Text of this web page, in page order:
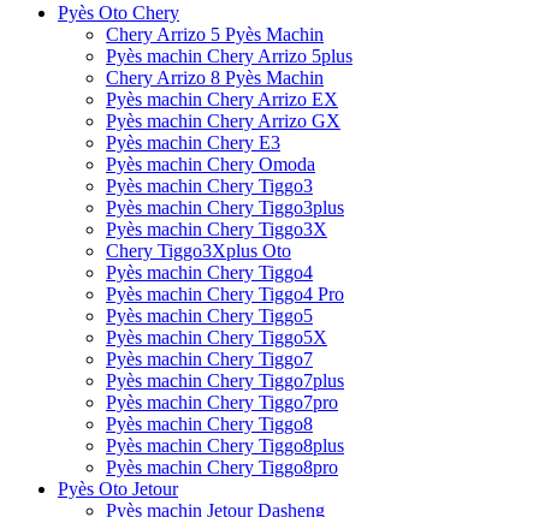
Pyès Oto Chery
Chery Arrizo 5 Pyès Machin
Pyès machin Chery Arrizo 5plus
Chery Arrizo 8 Pyès Machin
Pyès machin Chery Arrizo EX
Pyès machin Chery Arrizo GX
Pyès machin Chery E3
Pyès machin Chery Omoda
Pyès machin Chery Tiggo3
Pyès machin Chery Tiggo3plus
Pyès machin Chery Tiggo3X
Chery Tiggo3Xplus Oto
Pyès machin Chery Tiggo4
Pyès machin Chery Tiggo4 Pro
Pyès machin Chery Tiggo5
Pyès machin Chery Tiggo5X
Pyès machin Chery Tiggo7
Pyès machin Chery Tiggo7plus
Pyès machin Chery Tiggo7pro
Pyès machin Chery Tiggo8
Pyès machin Chery Tiggo8plus
Pyès machin Chery Tiggo8pro
Pyès Oto Jetour
Pyès machin Jetour Dasheng